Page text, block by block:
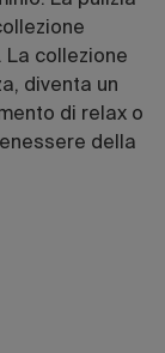
La collezione
diventa un
di relax o
della